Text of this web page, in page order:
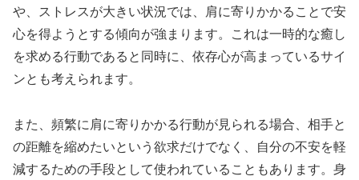
や、ストレスが大きい状況では、肩に寄りかかることで安
心を得ようとする傾向が強まります。これは一時的な癒し
を求める行動であると同時に、依存心が高まっているサイ
ンとも考えられます。
また、頻繁に肩に寄りかかる行動が見られる場合、相手と
の距離を縮めたいという欲求だけでなく、自分の不安を軽
減するための手段として使われていることもあります。身